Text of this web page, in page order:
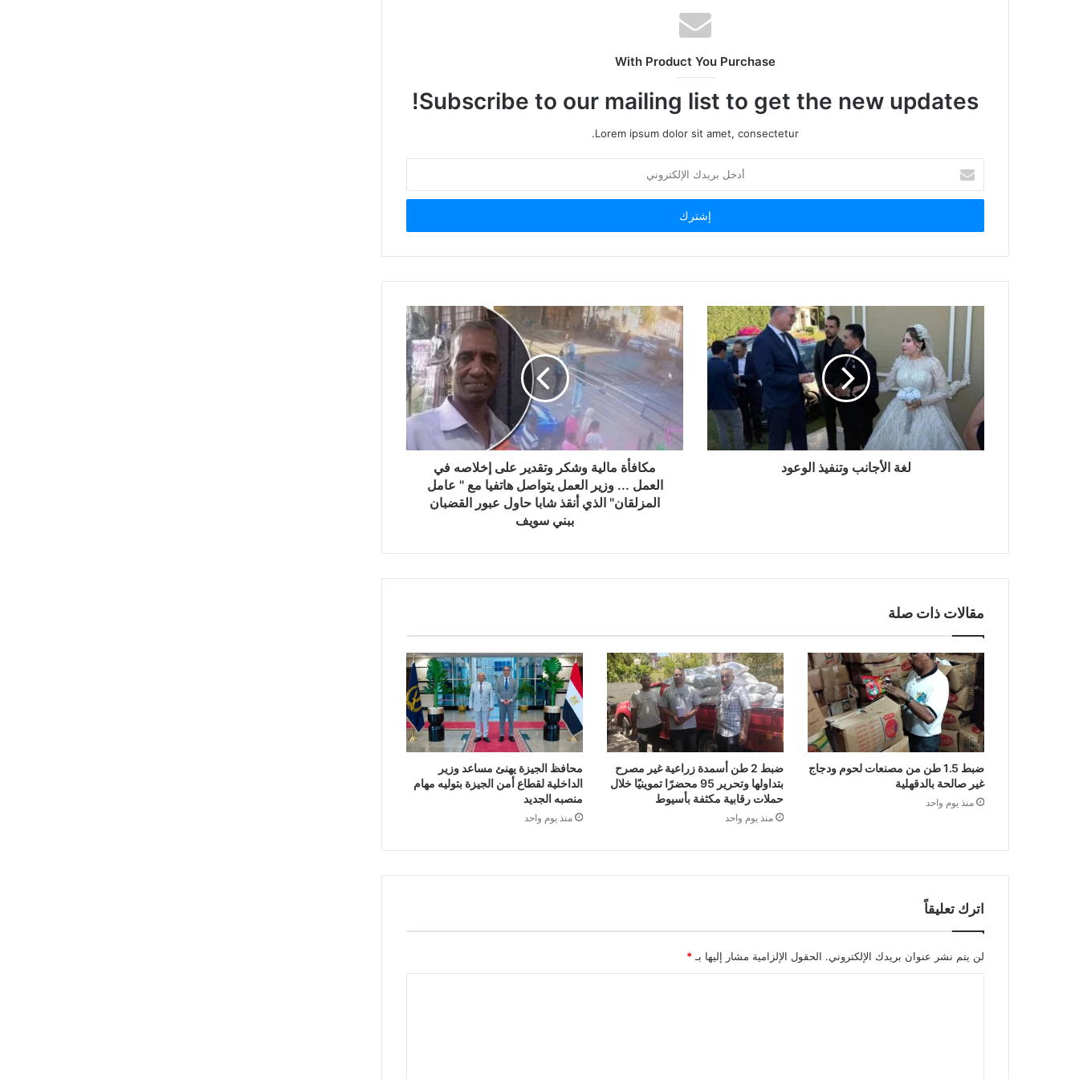
With Product You Purchase
Subscribe to our mailing list to get the new updates!
Lorem ipsum dolor sit amet, consectetur.
بريدك
الإلكتروني
لغة الأجانب وتنفيذ الوعود
مكافأة مالية وشكر وتقدير على إخلاصه في
العمل ... وزير العمل يتواصل هاتفيا مع " عامل
المزلقان" الذي أنقذ شابا حاول عبور القضبان
ببني سويف
مقالات ذات صلة
ضبط 1.5 طن من مصنعات لحوم ودجاج
غير صالحة بالدقهلية
منذ يوم واحد
ضبط 2 طن أسمدة زراعية غير مصرح
بتداولها وتحرير 95 محضرًا تموينيًا خلال
حملات رقابية مكثفة بأسيوط
منذ يوم واحد
محافظ الجيزة يهنئ مساعد وزير
الداخلية لقطاع أمن الجيزة بتوليه مهام
منصبه الجديد
منذ يوم واحد
اترك تعليقاً
لن يتم نشر عنوان بريدك الإلكتروني. الحقول الإلزامية مشار إليها بـ*